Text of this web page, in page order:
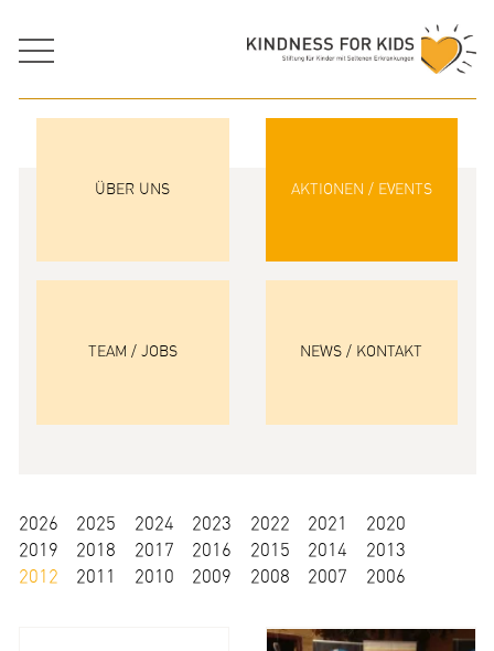
ÜBER UNS AKTIONEN / EVENTS
TEAM / JOBS NEWS / KONTAKT
2026 2025 2024 2023 2022 2021
2020
2019
2018 2017 2016 2015 2014
2013
2012
2011 2010 2009 2008 2007 2006